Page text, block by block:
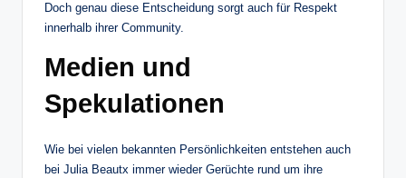
Doch genau diese Entscheidung sorgt auch für Respekt
innerhalb ihrer Community.
Medien und
Spekulationen
Wie bei vielen bekannten Persönlichkeiten entstehen auch
bei Julia Beautx immer wieder Gerüchte rund um ihre